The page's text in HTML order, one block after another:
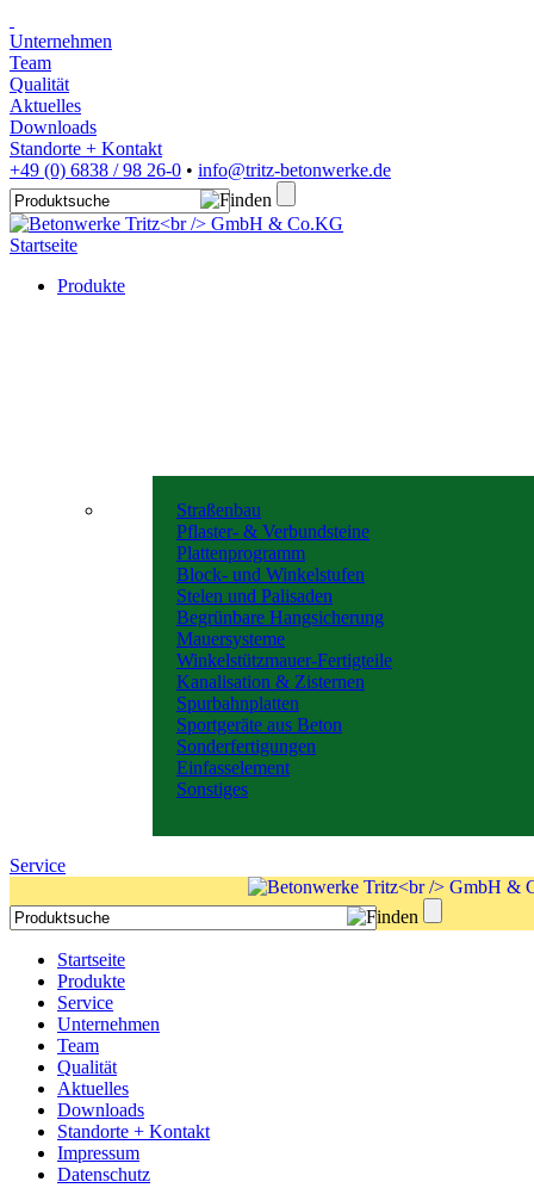
Unternehmen
Team
Qualität
Aktuelles
Downloads
Standorte + Kontakt
+49 (0) 6838 / 98 26-0 • info@tritz-betonwerke.de
Startseite
Produkte
Straßenbau
Pflaster- & Verbundsteine
Plattenprogramm
Block- und Winkelstufen
Stelen und Palisaden
Begrünbare Hangsicherung
Mauersysteme
Winkelstützmauer-Fertigteile
Kanalisation & Zisternen
Spurbahnplatten
Sportgeräte aus Beton
Sonderfertigungen
Einfasselement
Sonstiges
Service
Startseite
Produkte
Service
Unternehmen
Team
Qualität
Aktuelles
Downloads
Standorte + Kontakt
Impressum
Datenschutz